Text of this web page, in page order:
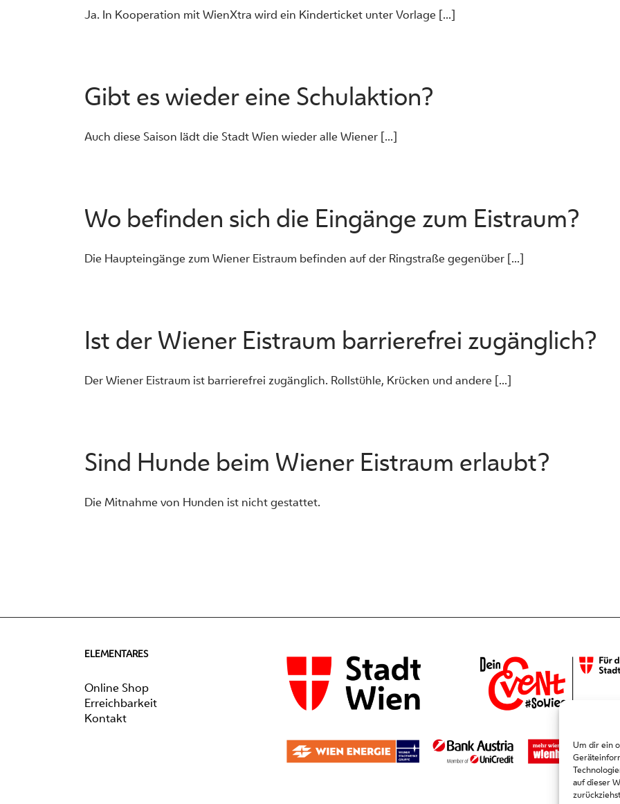
Um dir ein
auf dieser
Ja. In Kooperation mit WienXtra wird ein Kinderticket unter Vorlage [...]
Gibt es wieder eine Schulaktion?
Auch diese Saison lädt die Stadt Wien wieder alle Wiener [...]
Wo befinden sich die Eingänge zum Eistraum?
Die Haupteingänge zum Wiener Eistraum befinden auf der Ringstraße gegenüber [...]
Ist der Wiener Eistraum barrierefrei zugänglich?
Der Wiener Eistraum ist barrierefrei zugänglich. Rollstühle, Krücken und andere [...]
Sind Hunde beim Wiener Eistraum erlaubt?
Die Mitnahme von Hunden ist nicht gestattet.
ELEMENTARES
Online Shop
Erreichbarkeit
Kontakt